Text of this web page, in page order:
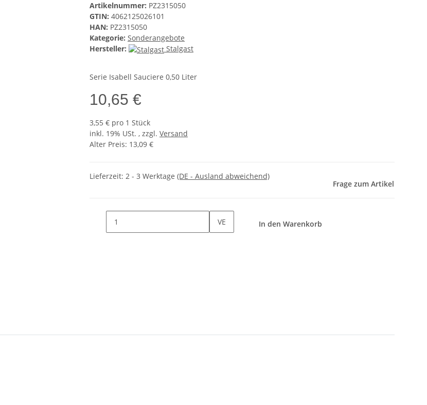
Artikelnummer: PZ2315050
GTIN: 4062125026101
HAN: PZ2315050
Kategorie: Sonderangebote
Hersteller:
Stalgast
Serie Isabell Sauciere 0,50 Liter
10,65 €
3,55 € pro 1 Stück
inkl. 19% USt. , zzgl. Versand
Alter Preis: 13,09 €
Lieferzeit: 2 - 3 Werktage (DE - Ausland abweichend)
Frage zum Artikel
VE In den Warenkorb